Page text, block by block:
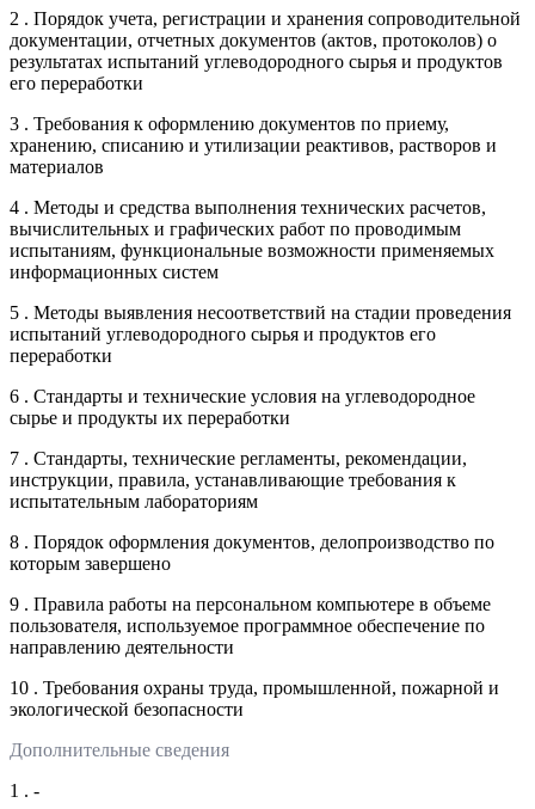
2 . Порядок учета, регистрации и хранения сопроводительной
документации, отчетных документов (актов, протоколов) о
результатах испытаний углеводородного сырья и продуктов
его переработки
3 . Требования к оформлению документов по приему,
хранению, списанию и утилизации реактивов, растворов и
материалов
4 . Методы и средства выполнения технических расчетов,
вычислительных и графических работ по проводимым
испытаниям, функциональные возможности применяемых
информационных систем
5 . Методы выявления несоответствий на стадии проведения
испытаний углеводородного сырья и продуктов его
переработки
6 . Стандарты и технические условия на углеводородное
сырье и продукты их переработки
7 . Стандарты, технические регламенты, рекомендации,
инструкции, правила, устанавливающие требования к
испытательным лабораториям
8 . Порядок оформления документов, делопроизводство по
которым завершено
9 . Правила работы на персональном компьютере в объеме
пользователя, используемое программное обеспечение по
направлению деятельности
10 . Требования охраны труда, промышленной, пожарной и
экологической безопасности
Дополнительные сведения
1 . -